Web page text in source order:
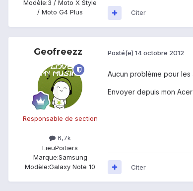
Modèle:3 / Moto X Style
/ Moto G4 Plus
Citer
Geofreezz
Responsable de section
6,7k
LieuPoitiers
Marque:Samsung
Modèle:Galaxy Note 10
Posté(e) 14 octobre 2012
Aucun problème pour
Envoyer depuis mon
Citer